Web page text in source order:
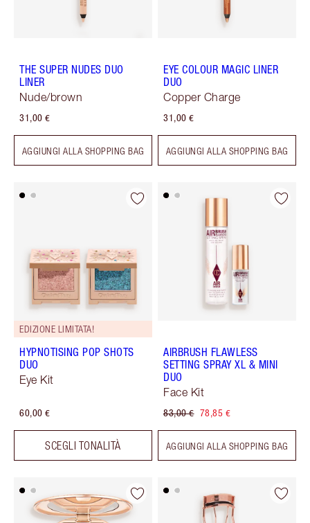
THE SUPER NUDES DUO
LINER
Nude/brown
31,00 €
AGGIUNGI ALLA SHOPPING BAG
EYE COLOUR MAGIC LINER
DUO
Copper Charge
31,00 €
AGGIUNGI ALLA SHOPPING BAG
EDIZIONE LIMITATA!
HYPNOTISING POP SHOTS
DUO
Eye Kit
60,00 €
SCEGLI TONALITÀ
AIRBRUSH FLAWLESS
SETTING SPRAY XL & MINI
DUO
Face Kit
83,00 € 78,85 €
AGGIUNGI ALLA SHOPPING BAG